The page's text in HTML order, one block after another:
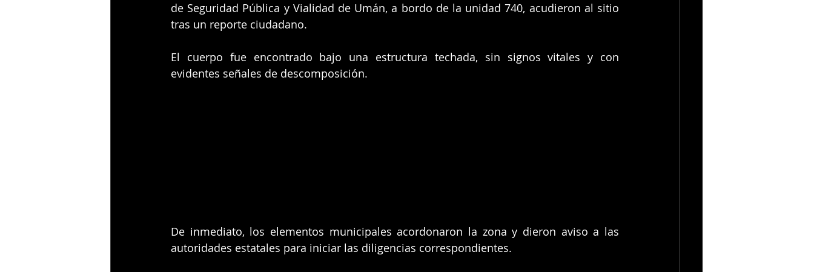
de Seguridad Pública y Vialidad de Umán, a bordo de la unidad 740, acudieron al sitio
tras un reporte ciudadano.
El cuerpo fue encontrado bajo una estructura techada, sin signos vitales y con
evidentes señales de descomposición.
De inmediato, los elementos municipales acordonaron la zona y dieron aviso a las
autoridades estatales para iniciar las diligencias correspondientes.